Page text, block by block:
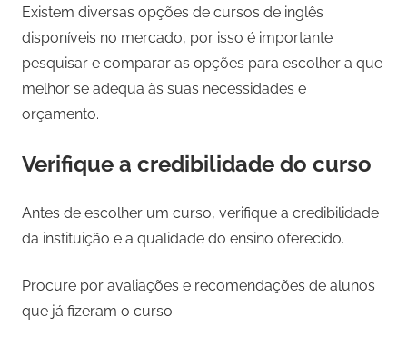
Existem diversas opções de cursos de inglês
disponíveis no mercado, por isso é importante
pesquisar e comparar as opções para escolher a que
melhor se adequa às suas necessidades e
orçamento.
Verifique a credibilidade do curso
Antes de escolher um curso, verifique a credibilidade
da instituição e a qualidade do ensino oferecido.
Procure por avaliações e recomendações de alunos
que já fizeram o curso.